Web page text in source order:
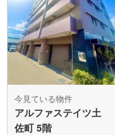
今見ている物件
アルファステイツ土
佐町 5階